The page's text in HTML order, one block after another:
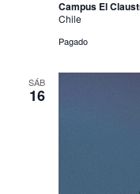
Campus El
Chile
Pagado
SÁB
16